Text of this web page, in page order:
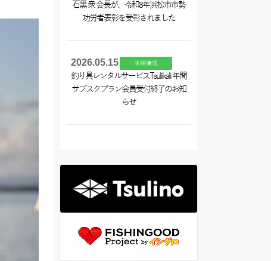
石黒 衆 会長が、令和8年浜松市市勢
功労者表彰を受彰されました
2026.05.15 店舗情報
釣り具レンタルサービスTsulikali 年間
サブスクプラン会員受付終了のお知
らせ